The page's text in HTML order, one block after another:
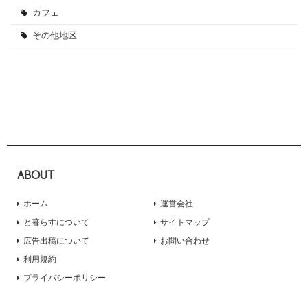
カフェ
その他地区
ABOUT
ホーム
と暮らすについて
広告出稿について
運営会社
サイトマップ
お問い合わせ
利用規約
プライバシーポリシー